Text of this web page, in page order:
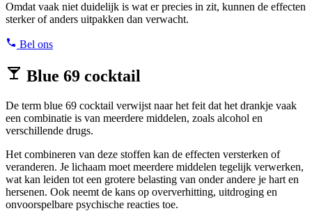
Omdat vaak niet duidelijk is wat er precies in zit, kunnen de effecten
sterker of anders uitpakken dan verwacht.
Bel ons
Blue 69 cocktail
De term blue 69 cocktail verwijst naar het feit dat het drankje vaak
een combinatie is van meerdere middelen, zoals alcohol en
verschillende drugs.
Het combineren van deze stoffen kan de effecten versterken of
veranderen. Je lichaam moet meerdere middelen tegelijk verwerken,
wat kan leiden tot een grotere belasting van onder andere je hart en
hersenen. Ook neemt de kans op oververhitting, uitdroging en
onvoorspelbare psychische reacties toe.